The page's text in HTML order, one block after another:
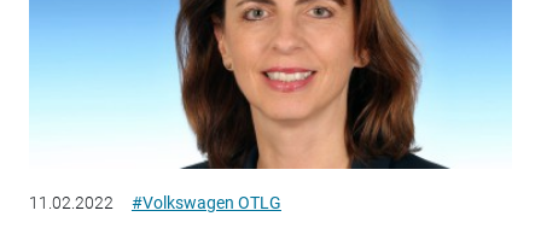
11.02.2022 #Volkswagen OTLG